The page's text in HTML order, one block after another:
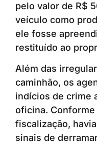
pelo valor de R$
veículo como
ele fosse
restituído ao
Além das
caminhão, os
indícios de crime
oficina.
fiscalização,
sinais de